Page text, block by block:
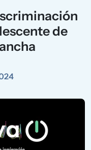
de